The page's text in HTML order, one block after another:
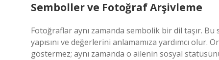
Semboller ve Fotoğraf Arşivleme
Fotoğraflar aynı zamanda sembolik bir dil taşır. Bu
yapısını ve değerlerini anlamamıza yardımcı
göstermez; aynı zamanda o ailenin sosyal